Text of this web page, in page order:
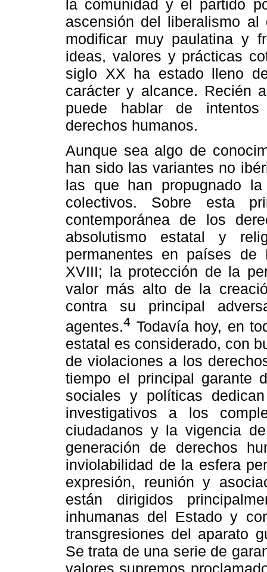
la comunidad y el partido
ascensión del liberalismo
modificar muy paulatina y
ideas, valores y prácticas
siglo XX ha estado lleno
carácter y alcance. Recién
puede hablar de
derechos humanos.
Aunque sea algo de
han sido las variantes no
las que han propugnado
colectivos. Sobre esta
contemporánea de los
absolutismo estatal y
permanentes en países
XVIII; la protección de la
valor más alto de la
contra su principal
agentes.4 Todavía hoy, en
estatal es considerado, con
de violaciones a los
tiempo el principal garante
sociales y políticas
investigativos a los
ciudadanos y la vigencia
generación de derechos
inviolabilidad de la esfera
expresión, reunión y
están dirigidos
inhumanas del Estado y
transgresiones del aparato
Se trata de una serie de
valores supremos